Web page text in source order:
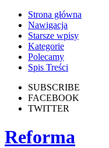
Strona główna
Nawigacja
Starsze wpisy
Kategorie
Polecamy
Spis Treści
SUBSCRIBE
FACEBOOK
TWITTER
Reforma